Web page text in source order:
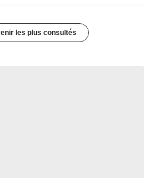
les plus consultés